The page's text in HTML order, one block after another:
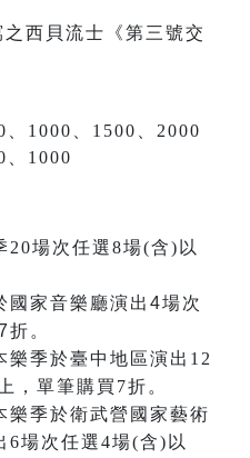
西貝流士 《第三號交
1000、1500、2000
、1000
20場次任選8場(含)以
國家音樂廳演出4場次
。
樂季於臺中地區演出12
，單筆購買7折。
樂季於衛武營國家藝術
6場次任選4場(含)以